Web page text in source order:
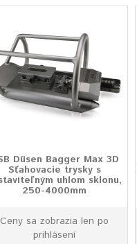
Düsen Bagger Max 3D
Sťahovacie trysky s
uhlom sklonu,
250-4000mm
Ceny sa zobrazia len po
prihlásení